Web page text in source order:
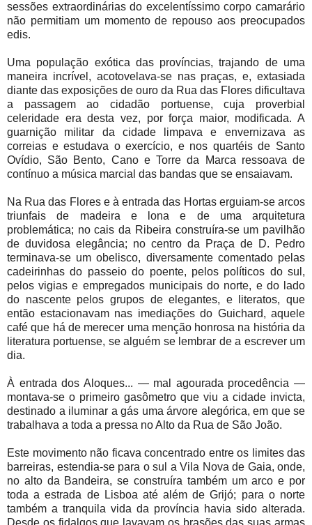
sessões extraordinárias do excelentíssimo corpo camarário
não permitiam um momento de repouso aos preocupados
edis.
Uma população exótica das províncias, trajando de uma
maneira incrível, acotovelava-se nas praças, e, extasiada
diante das exposições de ouro da Rua das Flores dificultava
a passagem ao cidadão portuense, cuja proverbial
celeridade era desta vez, por força maior, modificada. A
guarnição militar da cidade limpava e envernizava as
correias e estudava o exercício, e nos quartéis de Santo
Ovídio, São Bento, Cano e Torre da Marca ressoava de
contínuo a música marcial das bandas que se ensaiavam.
Na Rua das Flores e à entrada das Hortas erguiam-se arcos
triunfais de madeira e lona e de uma arquitetura
problemática; no cais da Ribeira construíra-se um pavilhão
de duvidosa elegância; no centro da Praça de D. Pedro
terminava-se um obelisco, diversamente comentado pelas
cadeirinhas do passeio do poente, pelos políticos do sul,
pelos vigias e empregados municipais do norte, e do lado
do nascente pelos grupos de elegantes, e literatos, que
então estacionavam nas imediações do Guichard, aquele
café que há de merecer uma menção honrosa na história da
literatura portuense, se alguém se lembrar de a escrever um
dia.
À entrada dos Aloques... — mal agourada procedência —
montava-se o primeiro gasômetro que viu a cidade invicta,
destinado a iluminar a gás uma árvore alegórica, em que se
trabalhava a toda a pressa no Alto da Rua de São João.
Este movimento não ficava concentrado entre os limites das
barreiras, estendia-se para o sul a Vila Nova de Gaia, onde,
no alto da Bandeira, se construíra também um arco e por
toda a estrada de Lisboa até além de Grijó; para o norte
também a tranquila vida da província havia sido alterada.